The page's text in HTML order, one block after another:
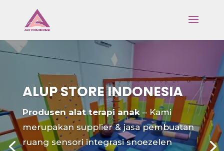
ALUP STORE INDONESIA
Produsen alat terapi anak– Kami
merupakan supplier & jasa pembuatan
ruang sensori integrasi snoezelen